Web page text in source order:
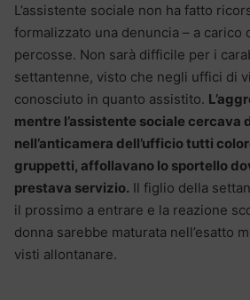
L’assistente sociale non ha fatto
formalizzato una denuncia – a carico
percosse. Non sarà difficile per i
settantenne, visto che negli uffici di
conosciuto in quanto assistito.
mentre l’assistente sociale cercava
nell’anticamera dell’ufficio tutti
gruppetti, affollavano lo sportello
prestava servizio. Il figlio della
il prossimo a entrare e la reazione
donna sarebbe maturata nell’esatto
visti allontanare.